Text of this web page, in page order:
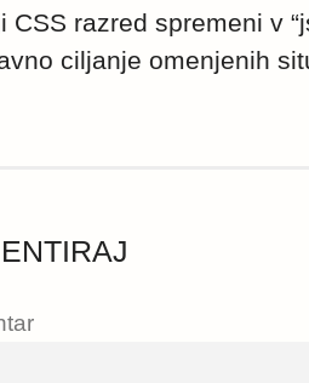
CSS razred spremeni v
ciljanje omenjenih